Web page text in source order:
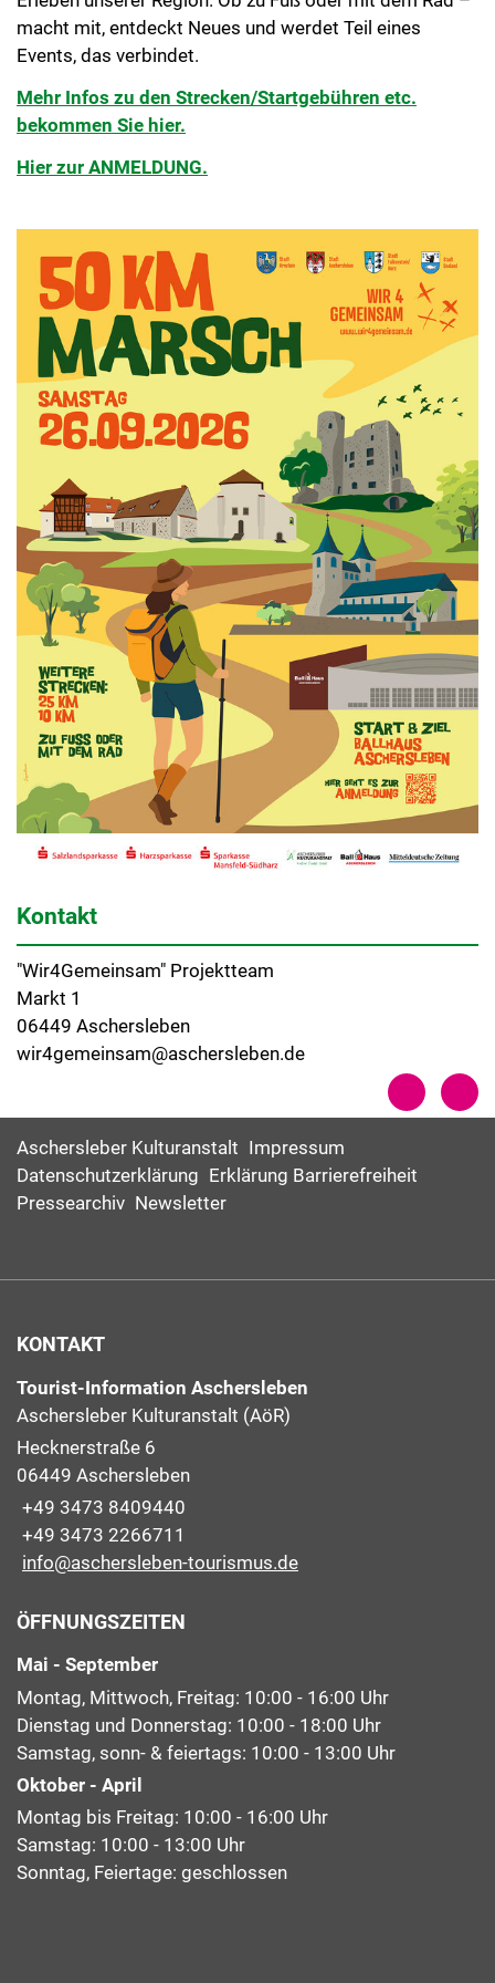
macht mit, entdeckt Neues und werdet Teil eines
Events, das verbindet.
Mehr Infos zu den Strecken/Startgebühren etc.
bekommen Sie hier.
Hier zur ANMELDUNG.
Kontakt
"Wir4Gemeinsam" Projektteam
Markt 1
06449 Aschersleben
wir4gemeinsam@aschersleben.de
Aschersleber Kulturanstalt Impressum
Datenschutzerklärung Erklärung Barrierefreiheit
Pressearchiv Newsletter
KONTAKT
Tourist-Information Aschersleben
Aschersleber Kulturanstalt (AöR)
Hecknerstraße 6
06449 Aschersleben
+49 3473 8409440
+49 3473 2266711
info@aschersleben-tourismus.de
ÖFFNUNGSZEITEN
Mai - September
Montag, Mittwoch, Freitag: 10:00 - 16:00 Uhr
Dienstag und Donnerstag: 10:00 - 18:00 Uhr
Samstag, sonn- & feiertags: 10:00 - 13:00 Uhr
Oktober - April
Montag bis Freitag: 10:00 - 16:00 Uhr
Samstag: 10:00 - 13:00 Uhr
Sonntag, Feiertage: geschlossen